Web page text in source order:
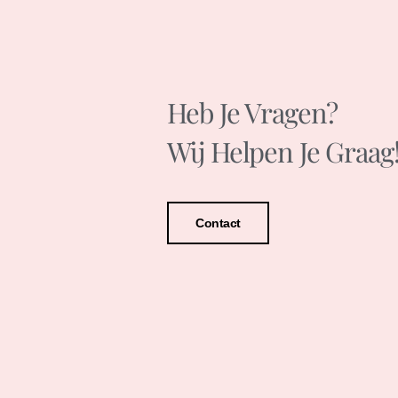
Heb Je Vragen?
Wij Helpen Je
Contact